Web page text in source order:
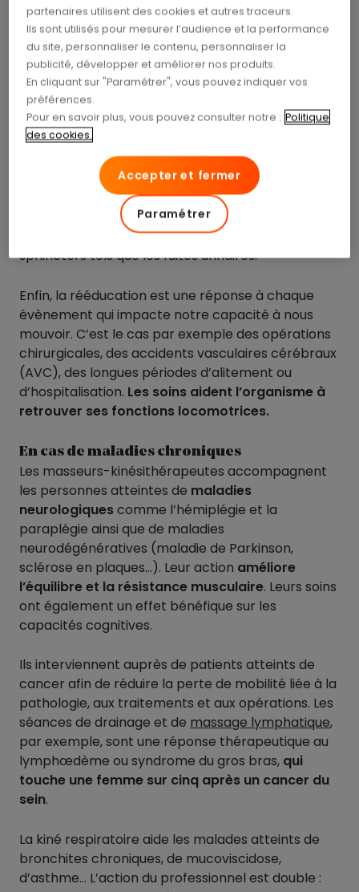
Après un traumatisme
Les kinés assurent la rééducation après un
traumatisme.Suite à une fracture ou une
entorse, la kinésithérapie aide les muscles à
retrouver leurs forces et leur mobilité.
Cette rééducation concerne aussi des muscles
moins visibles.Après une grossesse et un
accouchement par voie basse, la rééducation
post-partum redonne au périnée son tonus.
Réalisée dans les mois qui suivent l’accouchement,
elle pallie les effets du relâchement des
sphincters tels que les fuites urinaires.
Enfin, la rééducation est une réponse à chaque
évènement qui impacte notre capacité à nous
mouvoir. C’est le cas par exemple des opérations
chirurgicales, des accidents vasculaires cérébraux
(AVC), des longues périodes d’alitement ou
d’hospitalisation. Les soins aident l’organisme à
retrouver ses fonctions locomotrices.
En cas de maladies chroniques
Les masseurs-kinésithérapeutes accompagnent
les personnes atteintes de maladies
neurologiquescomme l’hémiplégie et la
paraplégie ainsi que de maladies
neurodégénératives (maladie de Parkinson,
sclérose en plaques…). Leur action améliore
l’équilibre et la résistance musculaire. Leurs soins
ont également un effet bénéfique sur les
capacités cognitives.
Ils interviennent auprès de patients atteints de
cancer afin de réduire la perte de mobilité liée à la
pathologie, aux traitements et aux opérations. Les
séances de drainage et de massage lymphatique,
par exemple, sont une réponse thérapeutique au
lymphœdème ou syndrome du gros bras, qui
touche une femme sur cinq après un cancer du
sein.
La kiné respiratoire aide les malades atteints de
bronchites chroniques, de mucoviscidose,
d’asthme… L’action du professionnel est double :
partenaires utilisent des cookies et autres traceurs.
Ils sont utilisés pour mesurer l’audience et la performance
du site, personnaliser le contenu, personnaliser la
publicité, développer et améliorer nos produits.
En cliquant sur "Paramétrer", vous pouvez indiquer vos
préférences.
Pour en savoir plus, vous pouvez consulter notre : Politique
des cookies.
Accepter et fermer
Paramétrer